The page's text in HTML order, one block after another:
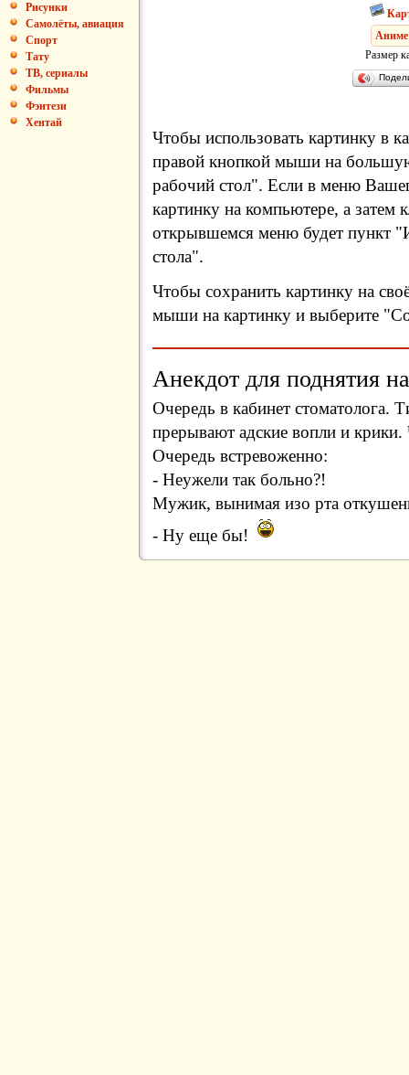
Рисунки
Самолёты, авиация
Спорт
Тату
ТВ, сериалы
Фильмы
Фэнтези
Хентай
Аниме
Размер
Чтобы использовать картинку в
правой кнопкой мыши на
рабочий стол". Если в меню
картинку на компьютере, а затем
открывшемся меню будет пункт
стола".
Чтобы сохранить картинку на
мыши на картинку и выберите
Анекдот для поднятия
Очередь в кабинет
прерывают адские вопли и
Очередь встревоженно:
- Неужели так больно?!
Мужик, вынимая изо рта
- Ну еще бы!